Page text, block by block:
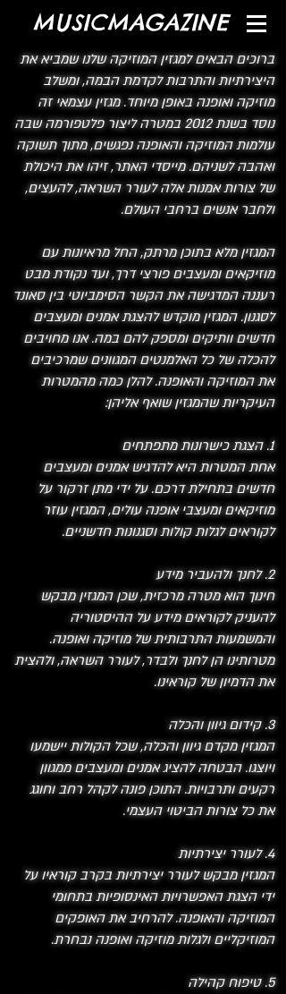
MUSICMAGAZINE
ברוכים הבאים למגזין המוזיקה שלנו שמביא את
היצירתיות והתרבות לקדמת הבמה, ומשלב
מוזיקה ואופנה באופן מיוחד. מגזין עצמאי זה
נוסד בשנת 2012 במטרה ליצור פלטפורמה שבה
עולמות המוזיקה והאופנה נפגשים, מתוך תשוקה
ואהבה לשניהם. מייסדי האתר, זיהו את היכולת
של צורות אמנות אלה לעורר השראה, להעצים,
ולחבר אנשים ברחבי העולם.
המגזין מלא בתוכן מרתק, החל מראיונות עם
מוזיקאים ומעצבים פורצי דרך, ועד נקודת מבט
רעננה המדגישה את הקשר הסימביוטי בין סאונד
לסגנון. המגזין מוקדש להצגת אמנים ומעצבים
חדשים וותיקים ומספק להם במה. אנו מחויבים
להכלה של כל האלמנטים המגוונים שמרכיבים
את המוזיקה והאופנה. להלן כמה מהמטרות
העיקריות שהמגזין שואף אליהן:
1. הצגת כישרונות מתפתחים
אחת המטרות היא להדגיש אמנים ומעצבים
חדשים בתחילת דרכם. על ידי מתן זרקור על
מוזיקאים ומעצבי אופנה עולים, המגזין עוזר
לקוראים לגלות קולות וסגנונות חדשניים.
2. לחנך ולהעביר מידע
חינוך הוא מטרה מרכזית, שכן המגזין מבקש
להעניק לקוראים מידע על ההיסטוריה
והמשמעות התרבותית של מוזיקה ואופנה.
מטרותינו הן לחנך ולבדר, לעורר השראה, ולהצית
את הדמיון של קוראינו.
3. קידום גיוון והכלה
המגזין מקדם גיוון והכלה, שכל הקולות יישמעו
ויוצגו. הבטחה להציג אמנים ומעצבים ממגוון
רקעים ותרבויות. התוכן פונה לקהל רחב וחוגג
את כל צורות הביטוי העצמי.
4. לעורר יצירתיות
המגזין מבקש לעורר יצירתיות בקרב קוראיו על
ידי הצגת האפשרויות האינסופיות בתחומי
המוזיקה והאופנה. להרחיב את האופקים
המוזיקליים ולגלות מוזיקה ואופנה נבחרת.
5. טיפוח קהילה